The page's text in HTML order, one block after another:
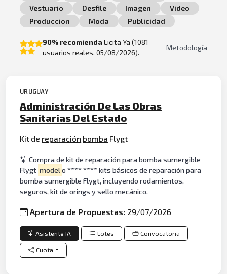
Vestuario
Desfile Imagen
Video
Produccion
Moda Publicidad
90% recomienda Licita Ya (1081
usuarios reales, 05/08/2026).
Metodología
URUGUAY
Administración De Las Obras
Sanitarias Del Estado
Kit de reparación bomba Flygt
Compra de kit de reparación para bomba sumergible
Flygt modelo **** **** kits básicos de reparación para
bomba sumergible Flygt, incluyendo rodamientos,
seguros, kit de orings y sello mecánico.
Apertura de Propuestas: 29/07/2026
Asistente IA Lotes Convocatoria
Cuota